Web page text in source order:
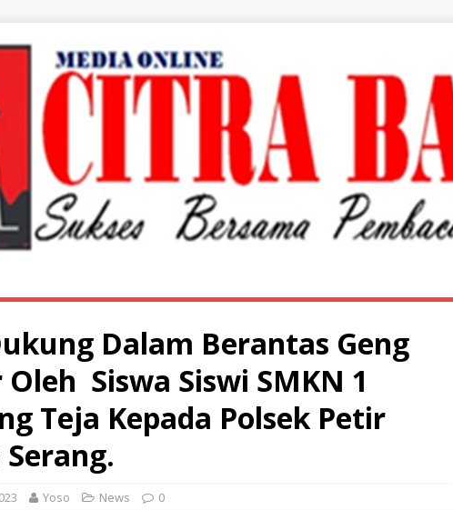
Dalam Berantas Geng
Siswa Siswi SMKN 1
Teja Kepada Polsek Petir
Serang.
Yoso News 0